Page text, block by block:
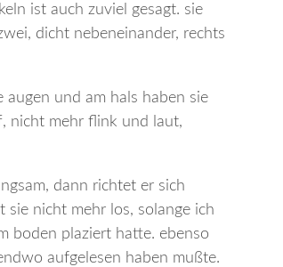
ist auch zuviel gesagt. sie
dicht nebeneinander, rechts
und am hals haben sie
nicht mehr flink und laut,
dann richtet er sich
nicht mehr los, solange ich
boden plaziert hatte. ebenso
aufgelesen haben mußte.